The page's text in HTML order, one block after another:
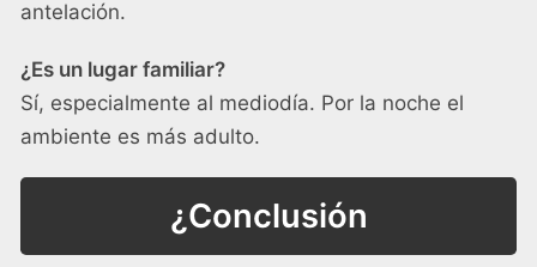
antelación.
¿Es un lugar familiar?
Sí, especialmente al mediodía. Por la noche el
ambiente es más adulto.
¿Conclusión